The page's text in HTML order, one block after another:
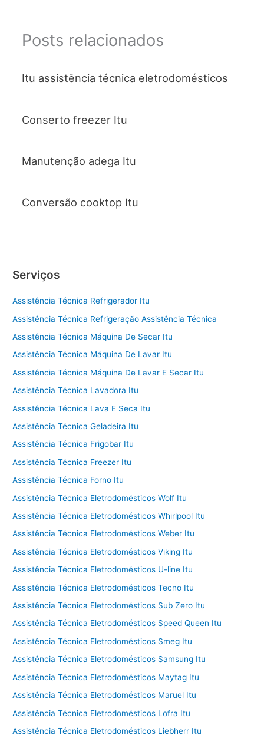
Posts relacionados
Itu assistência técnica eletrodomésticos
Conserto freezer Itu
Manutenção adega Itu
Conversão cooktop Itu
Serviços
Assistência Técnica Refrigerador Itu
Assistência Técnica Refrigeração Assistência Técnica
Assistência Técnica Máquina De Secar Itu
Assistência Técnica Máquina De Lavar Itu
Assistência Técnica Máquina De Lavar E Secar Itu
Assistência Técnica Lavadora Itu
Assistência Técnica Lava E Seca Itu
Assistência Técnica Geladeira Itu
Assistência Técnica Frigobar Itu
Assistência Técnica Freezer Itu
Assistência Técnica Forno Itu
Assistência Técnica Eletrodomésticos Wolf Itu
Assistência Técnica Eletrodomésticos Whirlpool Itu
Assistência Técnica Eletrodomésticos Weber Itu
Assistência Técnica Eletrodomésticos Viking Itu
Assistência Técnica Eletrodomésticos U-line Itu
Assistência Técnica Eletrodomésticos Tecno Itu
Assistência Técnica Eletrodomésticos Sub Zero Itu
Assistência Técnica Eletrodomésticos Speed Queen Itu
Assistência Técnica Eletrodomésticos Smeg Itu
Assistência Técnica Eletrodomésticos Samsung Itu
Assistência Técnica Eletrodomésticos Maytag Itu
Assistência Técnica Eletrodomésticos Maruel Itu
Assistência Técnica Eletrodomésticos Lofra Itu
Assistência Técnica Eletrodomésticos Liebherr Itu